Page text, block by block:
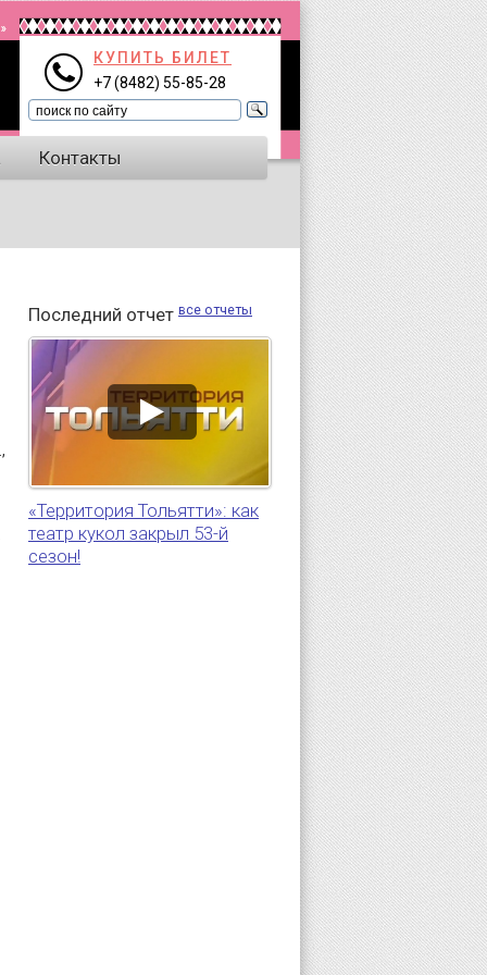
КУПИТЬ БИЛЕТ
+7 (8482) 55-85-28
Контакты
Последний отчет все отчеты
«Территория Тольятти»: как
театр кукол закрыл 53-й
сезон!